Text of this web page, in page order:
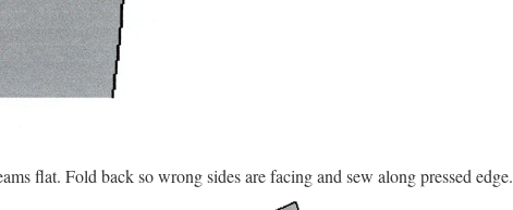
flat. Fold back so wrong sides are facing and sew along pressed edge.